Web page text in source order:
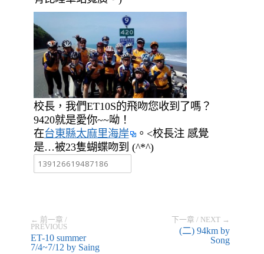
校長，我們ET10S的飛吻您收到了嗎？
9420就是愛你~~呦！
在台東縣太麻里海岸 。<校長注 感覺
是…被23隻蝴蝶吻到 (^*^)
← 前一章 /
PREVIOUS
ET-10 summer
7/4~7/12 by Saing
下一章 / NEXT →
(二) 94km by
Song